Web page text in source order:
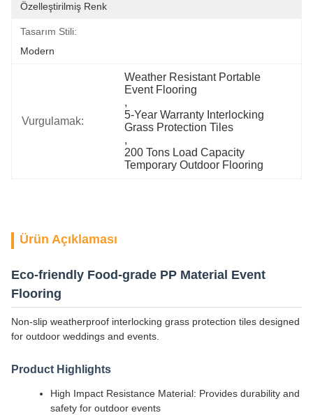
Özelleştirilmiş Renk
Tasarım Stili:
Modern
Vurgulamak:
Weather Resistant Portable
Event Flooring
,
5-Year Warranty Interlocking
Grass Protection Tiles
,
200 Tons Load Capacity
Temporary Outdoor Flooring
Ürün Açıklaması
Eco-friendly Food-grade PP Material Event
Flooring
Non-slip weatherproof interlocking grass protection tiles designed
for outdoor weddings and events.
Product Highlights
High Impact Resistance Material: Provides durability and
safety for outdoor events